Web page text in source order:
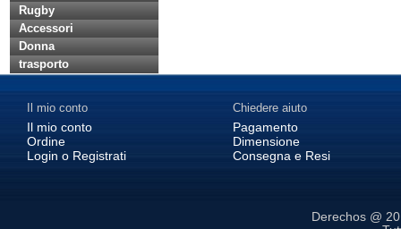
Rugby
Accessori
Donna
trasporto
Il mio conto
Il mio conto
Ordine
Login o Registrati
Chiedere aiuto
Pagamento
Dimensione
Consegna e Resi
Derechos @